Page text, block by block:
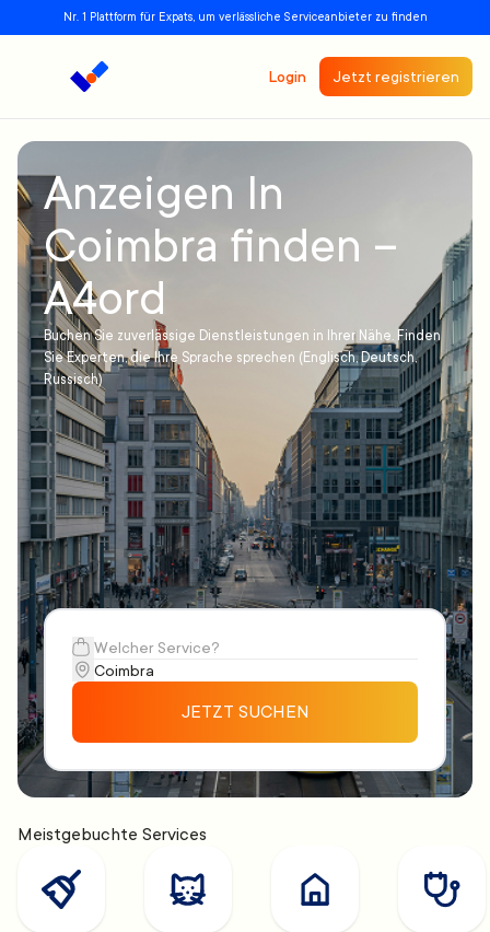
Nr. 1 Plattform für Expats, um verlässliche Serviceanbieter zu finden
Login Jetzt registrieren
Anzeigen In
Coimbra finden –
A4ord
Buchen Sie zuverlässige Dienstleistungen in Ihrer Nähe. Finden
Sie Experten, die Ihre Sprache sprechen (Englisch, Deutsch,
Russisch)
JETZT SUCHEN
Meistgebuchte Services